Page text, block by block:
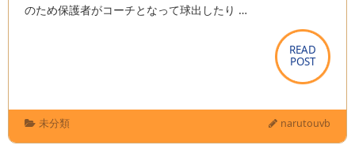
のため保護者がコーチとなって球出したり …
READ
POST
READ
POST
未分類 narutouvb